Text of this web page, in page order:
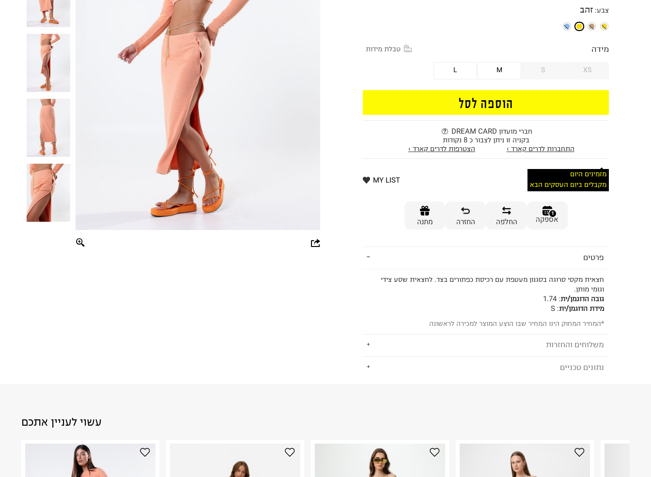
צבע: זהב
מידה טבלת מידות
XS
S
M
L
הוספה לסל
חברי מועדון DREAM CARD
בקניה זו ניתן לצבור כ 8 נקודות
התחברות לדרים קארד ›
הצטרפות לדרים קארד ›
מזמינים היום
מקבלים ביום העסקים הבא
MY LIST
1
אספקה החלפה החזרה מתנה
פרטים
חצאית מקסי סרוגה בסגנון מעטפת עם רכיסת כפתורים בצד. לחצאית שסע צידי
וגומי מותן.
גובה הדוגמן/ית:
1.74
מידת הדוגמן/ית:
S
*המחיר המחוק הינו המחיר שבו הוצע המוצר למכירה לראשונה
משלוחים והחזרות
לבחירת בשיטת המשלוח המתאימה לכם,
לפני החזרת החבילה, חשוב להדביק את מדבקת הגוביינא על גבי החבילה
במקום בו הודבקה הכתובת שלכם.
נתונים טכניים
היבואן
טרמינל איקס אונליין בע"מ
בית פוקס-רח' החרמון
עשוי לעניין אתכם